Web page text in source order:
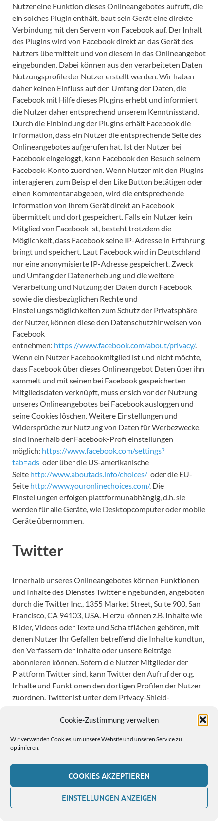
Cookie-Zustimmung verwalten
Wir verwenden Cookies, um unsere Website und unseren Service zu
optimieren.
COOKIES AKZEPTIEREN
EINSTELLUNGEN ANZEIGEN
Nutzer eine Funktion dieses Onlineangebotes aufruft, die
ein solches Plugin enthält, baut sein Gerät eine direkte
Verbindung mit den Servern von Facebook auf. Der Inhalt
des Plugins wird von Facebook direkt an das Gerät des
Nutzers übermittelt und von diesem in das Onlineangebot
eingebunden. Dabei können aus den verarbeiteten Daten
Nutzungsprofile der Nutzer erstellt werden. Wir haben
daher keinen Einfluss auf den Umfang der Daten, die
Facebook mit Hilfe dieses Plugins erhebt und informiert
die Nutzer daher entsprechend unserem Kenntnisstand.
Durch die Einbindung der Plugins erhält Facebook die
Information, dass ein Nutzer die entsprechende Seite des
Onlineangebotes aufgerufen hat. Ist der Nutzer bei
Facebook eingeloggt, kann Facebook den Besuch seinem
Facebook-Konto zuordnen. Wenn Nutzer mit den Plugins
interagieren, zum Beispiel den Like Button betätigen oder
einen Kommentar abgeben, wird die entsprechende
Information von Ihrem Gerät direkt an Facebook
übermittelt und dort gespeichert. Falls ein Nutzer kein
Mitglied von Facebook ist, besteht trotzdem die
Möglichkeit, dass Facebook seine IP-Adresse in Erfahrung
bringt und speichert. Laut Facebook wird in Deutschland
nur eine anonymisierte IP-Adresse gespeichert. Zweck
und Umfang der Datenerhebung und die weitere
Verarbeitung und Nutzung der Daten durch Facebook
sowie die diesbezüglichen Rechte und
Einstellungsmöglichkeiten zum Schutz der Privatsphäre
der Nutzer, können diese den Datenschutzhinweisen von
Facebook
entnehmen: https://www.facebook.com/about/privacy/.
Wenn ein Nutzer Facebookmitglied ist und nicht möchte,
dass Facebook über dieses Onlineangebot Daten über ihn
sammelt und mit seinen bei Facebook gespeicherten
Mitgliedsdaten verknüpft, muss er sich vor der Nutzung
unseres Onlineangebotes bei Facebook ausloggen und
seine Cookies löschen. Weitere Einstellungen und
Widersprüche zur Nutzung von Daten für Werbezwecke,
sind innerhalb der Facebook-Profileinstellungen
möglich: https://www.facebook.com/settings?
tab=ads oder über die US-amerikanische
Seite http://www.aboutads.info/choices/ oder die EU-
Seite http://www.youronlinechoices.com/. Die
Einstellungen erfolgen plattformunabhängig, d.h. sie
werden für alle Geräte, wie Desktopcomputer oder mobile
Geräte übernommen.
Twitter
Innerhalb unseres Onlineangebotes können Funktionen
und Inhalte des Dienstes Twitter eingebunden, angeboten
durch die Twitter Inc., 1355 Market Street, Suite 900, San
Francisco, CA 94103, USA. Hierzu können z.B. Inhalte wie
Bilder, Videos oder Texte und Schaltflächen gehören, mit
denen Nutzer Ihr Gefallen betreffend die Inhalte kundtun,
den Verfassern der Inhalte oder unsere Beiträge
abonnieren können. Sofern die Nutzer Mitglieder der
Plattform Twitter sind, kann Twitter den Aufruf der o.g.
Inhalte und Funktionen den dortigen Profilen der Nutzer
zuordnen. Twitter ist unter dem Privacy-Shield-
das europäische Datenschutzrecht einzuhalten
id=a2zt0000000TORzAAO&status=Active).
Opt-Out:https://twitter.com/personalization.
CHECK24.net